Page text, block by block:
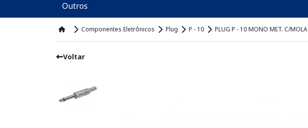
Outros
Componentes Eletrônicos Plug P - 10 PLUG P - 10 MONO MET. C/MOLA
Voltar